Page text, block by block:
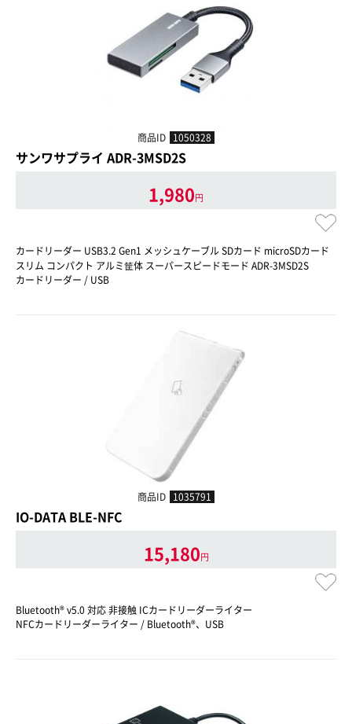
商品ID 1050328
サンワサプライ ADR-3MSD2S
1,980円
カードリーダー USB3.2 Gen1 メッシュケーブル SDカード microSDカード
スリム コンパクト アルミ筐体 スーパースピードモード ADR-3MSD2S
カードリーダー / USB
商品ID 1035791
IO-DATA BLE-NFC
15,180円
Bluetooth® v5.0 対応 非接触 ICカードリーダーライター
NFCカードリーダーライター / Bluetooth®、USB